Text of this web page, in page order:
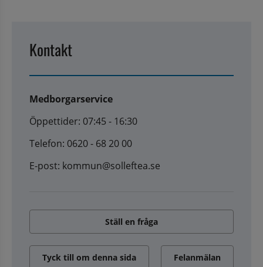
Kontakt
Medborgarservice
Öppettider: 07:45 - 16:30
Telefon: 0620 - 68 20 00
E-post: kommun@solleftea.se
Ställ en fråga
Tyck till om denna sida Felanmälan